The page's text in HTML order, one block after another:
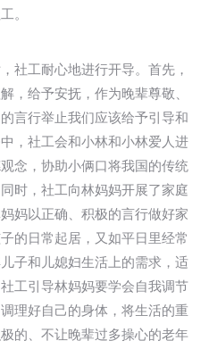
。
社工耐心地进行开导。首先，
，给予安抚，作为晚辈尊敬、
言行举止我们应该给予引导和
，社工会和小林和小林爱人进
念，协助小俩口将我国的传统
时，社工向林妈妈开展了家庭
妈以正确、积极的言行做好家
的日常起居，又如平日里经常
子和儿媳妇生活上的需求，适
工引导林妈妈要学会自我调节
理好自己的身体，将生活的重
的、不让晚辈过多操心的老年